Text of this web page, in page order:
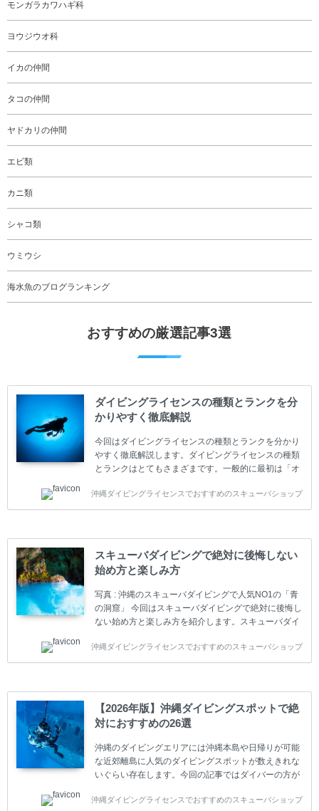
モンガラカワハギ科
ヨウジウオ科
イカの仲間
タコの仲間
ヤドカリの仲間
エビ類
カニ類
シャコ類
ウミウシ
海水魚のブログランキング
おすすめの厳選記事3選
ダイビングライセンスの種類とランクを分
かりやすく徹底解説
今回はダイビングライセンスの種類とランクを分かり
やすく徹底解説します。ダイビングライセンスの種類
とランクはとてもさまざまです。一般的に最初は「オ
す。 ダイビングのライセンスカードはダイビングの教
育機関もしくは指導団体が発行しています。教育機関
ダイバーの育成・指導や安全管理、環境保全などの活
動をしています。 ダイビングライセンスの種類はエン
トリーレベルのライセンスからプロレベルのライセン
スまでランク分けされています。各教育機関(指導団
体)によってライセンスカードの名称、トレーニング内
容に違いがありま...
沖縄ダイビングライセンスでおすすめのスキューバショップ
スキューバダイビングで絶対に後悔しない
始め方と楽しみ方
写真 : 沖縄のスキューバダイビングで人気NO1の「青
の洞窟」 今回はスキューバダイビングで絶対に後悔し
ない始め方と楽しみ方を紹介します。スキューバダイ
やまだ始めて間もない初心者の方に必見の内容です。
スキューバダイビングの始め方と楽しみ方について学
ててしまうと、せっかく楽しみにしていたスキューバ
ダイビングが台無しになり後悔することになってしま
うかもしれません。 又、スキューバダイビングは事故
のリスクがあるスポーツでもあります。もしかしたら
危険な思いをしてしまうかもしれません。 今回は現地
ダイビング...
沖縄ダイビングライセンスでおすすめのスキューバショップ
【2026年版】沖縄ダイビングスポットで絶
対におすすめの26選
沖縄のダイビングエリアには沖縄本島や日帰りが可能
な近郊離島に人気のダイビングスポットが数えきれな
いぐらい存在します。今回の記事ではダイバーの方が
グスポットを紹介します。 当スクールは、沖縄本島で
沖縄ダイビングライセンスでおすすめのスキューバショップ